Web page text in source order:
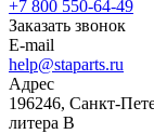
+7 800 550-64-49
Заказать звонок
E-mail
help@staparts.ru
Адрес
196246, Санкт-
литера В